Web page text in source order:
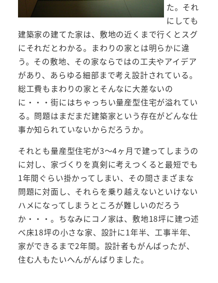
た。それ
にしても
建築家の建てた家は、敷地の近くまで行くとスグ
にそれだとわかる。まわりの家とは明らかに違
う。その敷地、その家ならではの工夫やアイデア
があり、あらゆる細部まで考え設計されている。
総工費もまわりの家とそんなに大差ないの
に・・・街にはちゃっちい量産型住宅が溢れてい
る。問題はまだまだ建築家という存在がどんな仕
事か知られていないからだろうか。
それとも量産型住宅が3～4ヶ月で建ってしまうの
に対し、家づくりを真剣に考えつくると最短でも
1年間ぐらい掛かってしまい、その間さまざまな
問題に対面し、それらを乗り越えないといけない
ハメになってしまうところが難しいのだろう
か・・・。ちなみにコノ家は、敷地18坪に建つ述
べ床18坪の小さな家、設計に1年半、工事半年、
家ができるまで2年間。設計者もがんばったが、
住む人もたいへんがんばりました。